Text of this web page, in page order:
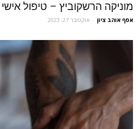
מוניקה הרשקוביץ – טיפול
אסף אוהב ציון - אוקטובר 27, 2023